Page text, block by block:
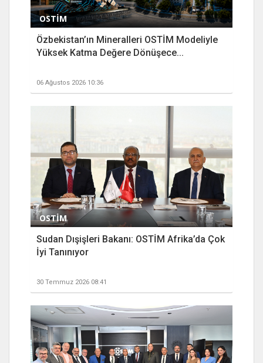
OSTİM
Özbekistan’ın Mineralleri OSTİM Modeliyle
Yüksek Katma Değere Dönüşece...
06 Ağustos 2026 10:36
OSTİM
Sudan Dışişleri Bakanı: OSTİM Afrika’da Çok
İyi Tanınıyor
30 Temmuz 2026 08:41